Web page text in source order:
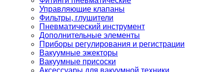
Управляющие клапаны
Фильтры, глушители
Пневматический инструмент
Дополнительные элементы
Приборы регулирования и регистрации
Вакуумные эжекторы
Вакуумные присоски
Аксессуары для вакуумной техники